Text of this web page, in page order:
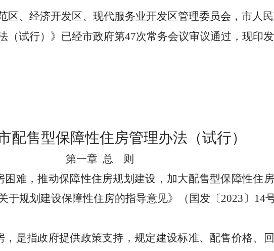
、经济开发区、现代服务业开发区管理委员会，市人民
（试行）》已经市政府第47次常务会议审议通过，现印
配售型保障性住房管理办法（试行）
第一章 总
则
困难，推动保障性住房规划建设，加大配售型保障性住
于规划建设保障性住房的指导意见》（国发〔2023 〕 14
是指政府提供政策支持，规定建设标准、配售价格、